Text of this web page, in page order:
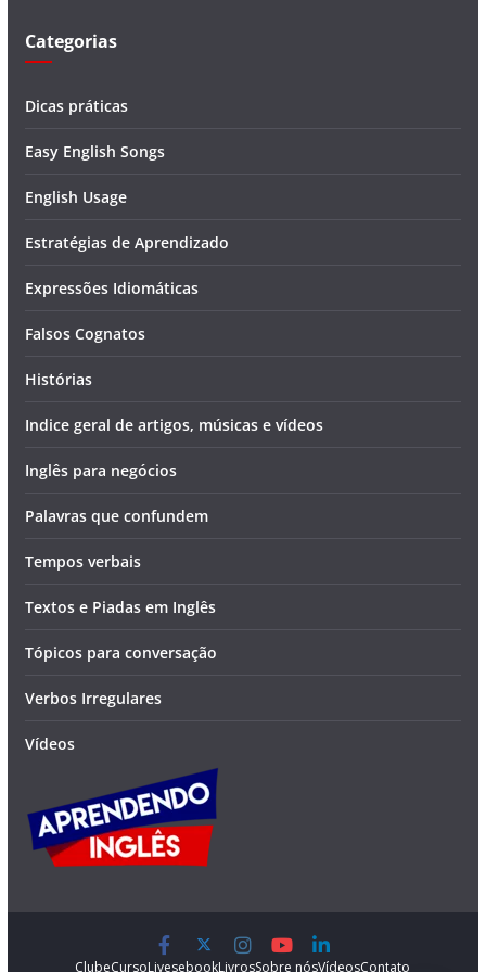
Categorias
Dicas práticas
Easy English Songs
English Usage
Estratégias de Aprendizado
Expressões Idiomáticas
Falsos Cognatos
Histórias
Indice geral de artigos, músicas e vídeos
Inglês para negócios
Palavras que confundem
Tempos verbais
Textos e Piadas em Inglês
Tópicos para conversação
Verbos Irregulares
Vídeos
ClubeCursoLivesebookLivrosSobre nósVídeosContato